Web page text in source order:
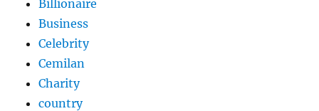
Billionaire
Business
Celebrity
Cemilan
Charity
country